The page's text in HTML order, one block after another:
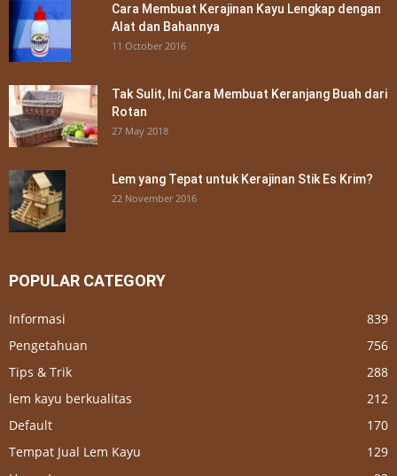
Cara Membuat Kerajinan Kayu Lengkap dengan
Alat dan Bahannya
11 October 2016
Tak Sulit, Ini Cara Membuat Keranjang Buah dari
Rotan
27 May 2018
Lem yang Tepat untuk Kerajinan Stik Es Krim?
22 November 2016
POPULAR CATEGORY
Informasi
839
Pengetahuan
756
Tips & Trik
288
lem kayu berkualitas
212
Default
170
Tempat Jual Lem Kayu
129